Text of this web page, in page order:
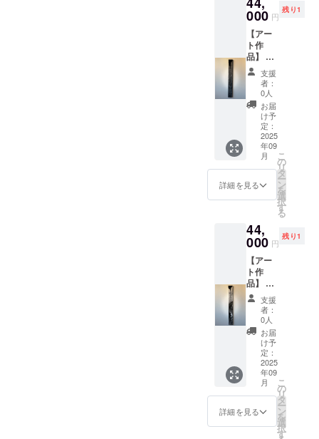
品と画
面上の
色味が
若干異
なる場
合がご
ざいま
す。あ
らかじ
めご了
承くだ
さい。
ディ
ア・木
製パネ
ル ・サ
イズ：
W100㎜
×H900
㎜ ・
ご住所
等お送
り先を
お知ら
せくだ
さい ・
お使い
のモニ
際の商
品と画
面上の
色味が
若干異
なる場
合がご
ざいま
す。あ
らかじ
めご了
承くだ
さい。
000 円
残り1
【アー
ト作
品】 ・
お礼
メッ
セージ
付き ・
作品1点
もの ・
作品1-
⑤【恍
惚のア
ポトー
シス】
・アク
リル・
トメ
ディ
ア・木
製パネ
ル ・サ
イズ：
W100㎜
×H900
㎜ ・
ご住所
等お送
り先を
お知ら
せくだ
さい ・
お使い
のモニ
支援
者：
0人
お届
け予
定：
2025
年09
月
詳細を見る
こ
の
リ
タ
ー
ン
を
選
択
す
る
44,
000 円
残り1
【アー
ト作
品】 ・
お礼
メッ
セージ
付き ・
作品1点
もの ・
作品1-
⑥【恍
惚のア
ポトー
シス】
・アク
リル・
支援
者：
0人
お届
け予
定：
2025
年09
月
詳細を見る
こ
の
リ
タ
ー
ン
を
選
択
す